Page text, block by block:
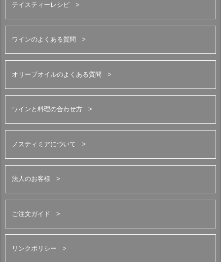
テイスティーレシピ
ワインのよくある質問
オリーブオイルのよくある質問
ワインと料理の合わせ方
ノスティミアについて
法人のお客様
ご注文ガイド
リンクポリシー